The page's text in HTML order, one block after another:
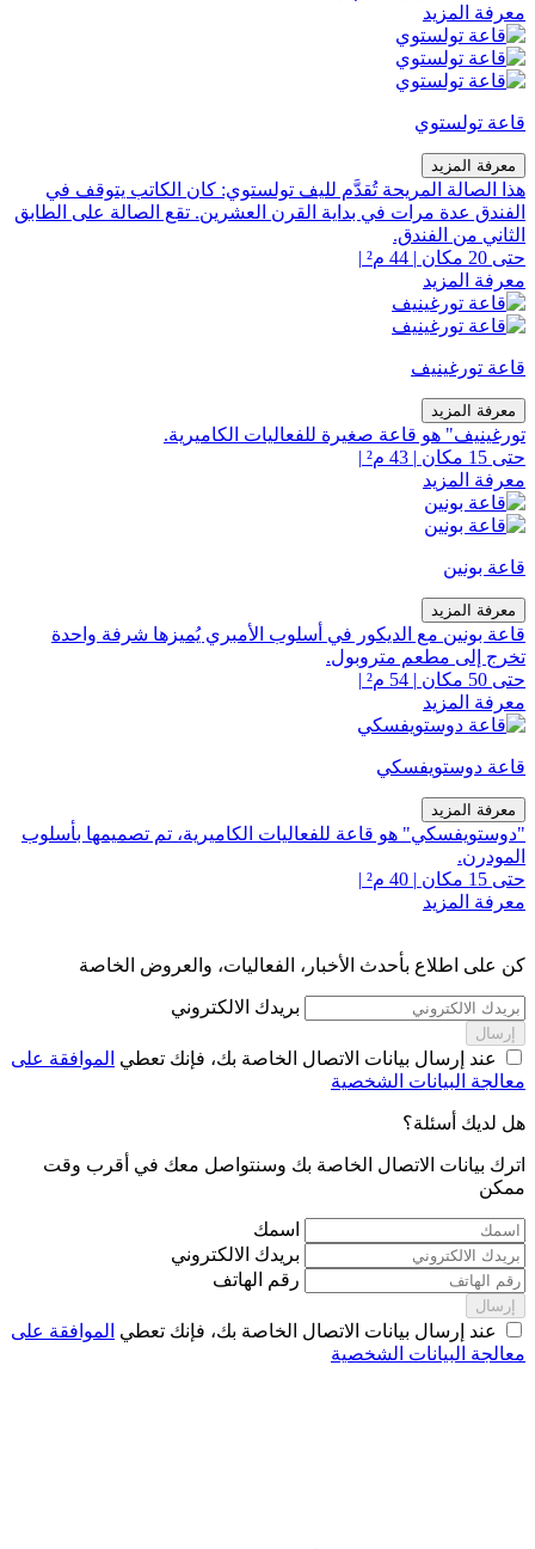
معرفة المزيد
قاعة تولستوي
معرفة المزيد
هذا الصالة المريحة تُقدَّم لليف تولستوي: كان الكاتب يتوقف في
الفندق عدة مرات في بداية القرن العشرين. تقع الصالة على الطابق
الثاني من الفندق.
حتى 20 مكان
| 44 م²
|
معرفة المزيد
قاعة تورغينيف
معرفة المزيد
تورغينيف" هو قاعة صغيرة للفعاليات الكاميرية.
حتى 15 مكان
| 43 م²
|
معرفة المزيد
قاعة بونين
معرفة المزيد
قاعة بونين مع الديكور في أسلوب الأمبري يُميزها شرفة واحدة
تخرج إلى مطعم متروبول.
حتى 50 مكان
| 54 م²
|
معرفة المزيد
قاعة دوستويفسكي
معرفة المزيد
"دوستويفسكي" هو قاعة للفعاليات الكاميرية، تم تصميمها بأسلوب
المودرن.
حتى 15 مكان
| 40 م²
|
معرفة المزيد
كن على اطلاع بأحدث الأخبار، الفعاليات، والعروض الخاصة
بريدك الالكتروني
إرسال
عند إرسال بيانات الاتصال الخاصة بك، فإنك تعطي الموافقة على
معالجة البيانات الشخصية
هل لديك أسئلة؟
اترك بيانات الاتصال الخاصة بك وسنتواصل معك في أقرب وقت
ممكن
اسمك
بريدك الالكتروني
رقم الهاتف
إرسال
عند إرسال بيانات الاتصال الخاصة بك، فإنك تعطي الموافقة على
معالجة البيانات الشخصية